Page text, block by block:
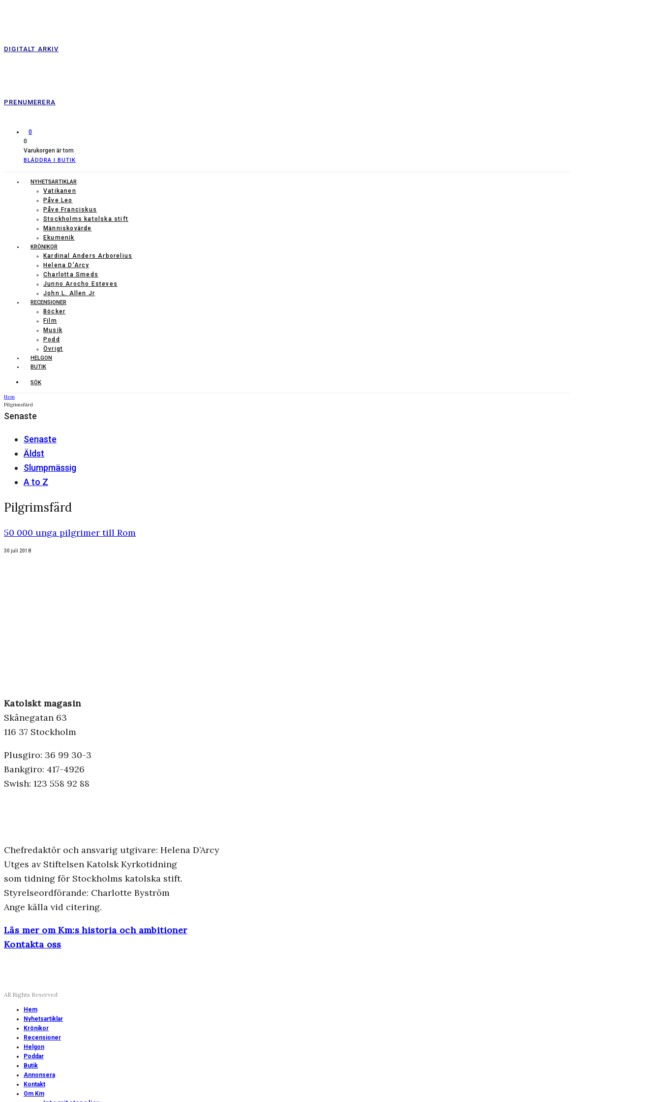
DIGITALT ARKIV
PRENUMERERA
0
0
Varukorgen är tom
BLÄDDRA I BUTIK
NYHETSARTIKLAR
Vatikanen
Påve Leo
Påve Franciskus
Stockholms katolska stift
Människovärde
Ekumenik
KRÖNIKOR
Kardinal Anders Arborelius
Helena D’Arcy
Charlotta Smeds
Junno Arocho Esteves
John L. Allen Jr
RECENSIONER
Böcker
Film
Musik
Podd
Övrigt
HELGON
BUTIK
SÖK
Hem
Pilgrimsfärd
Senaste
Senaste
Äldst
Slumpmässig
A to Z
Pilgrimsfärd
50 000 unga pilgrimer till Rom
30 juli 2018
Katolskt magasin
Skånegatan 63
116 37 Stockholm
Plusgiro: 36 99 30-3
Bankgiro: 417-4926
Swish: 123 558 92 88
Chefredaktör och ansvarig utgivare: Helena D’Arcy
Utges av Stiftelsen Katolsk Kyrkotidning
som tidning för Stockholms katolska stift.
Styrelseordförande: Charlotte Byström
Ange källa vid citering.
Läs mer om Km:s historia och ambitioner
Kontakta oss
All Rights Reserved
Hem
Nyhetsartiklar
Krönikor
Recensioner
Helgon
Poddar
Butik
Annonsera
Kontakt
Om Km